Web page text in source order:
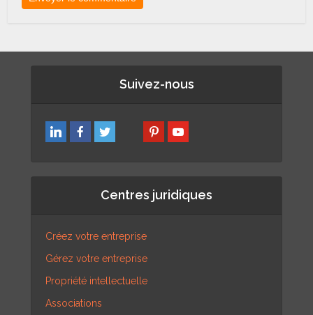
Suivez-nous
Centres juridiques
Créez votre entreprise
Gérez votre entreprise
Propriété intellectuelle
Associations